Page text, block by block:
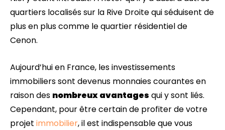
quartiers localisés sur la Rive Droite qui séduisent de
plus en plus comme le quartier résidentiel de
Cenon.
Aujourd’hui en France, les investissements
immobiliers sont devenus monnaies courantes en
raison des nombreux avantages qui y sont liés.
Cependant, pour être certain de profiter de votre
projet immobilier, il est indispensable que vous